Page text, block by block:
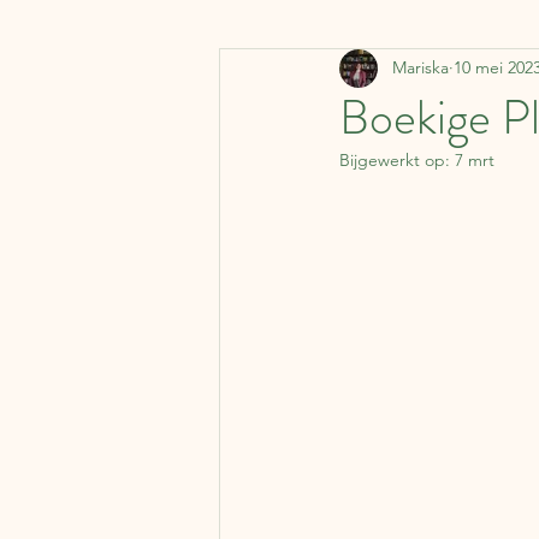
Denemarken
Koffer Columns Ierland
Boekige
Mariska 10 mei
Bijgewerkt op: 7 mrt